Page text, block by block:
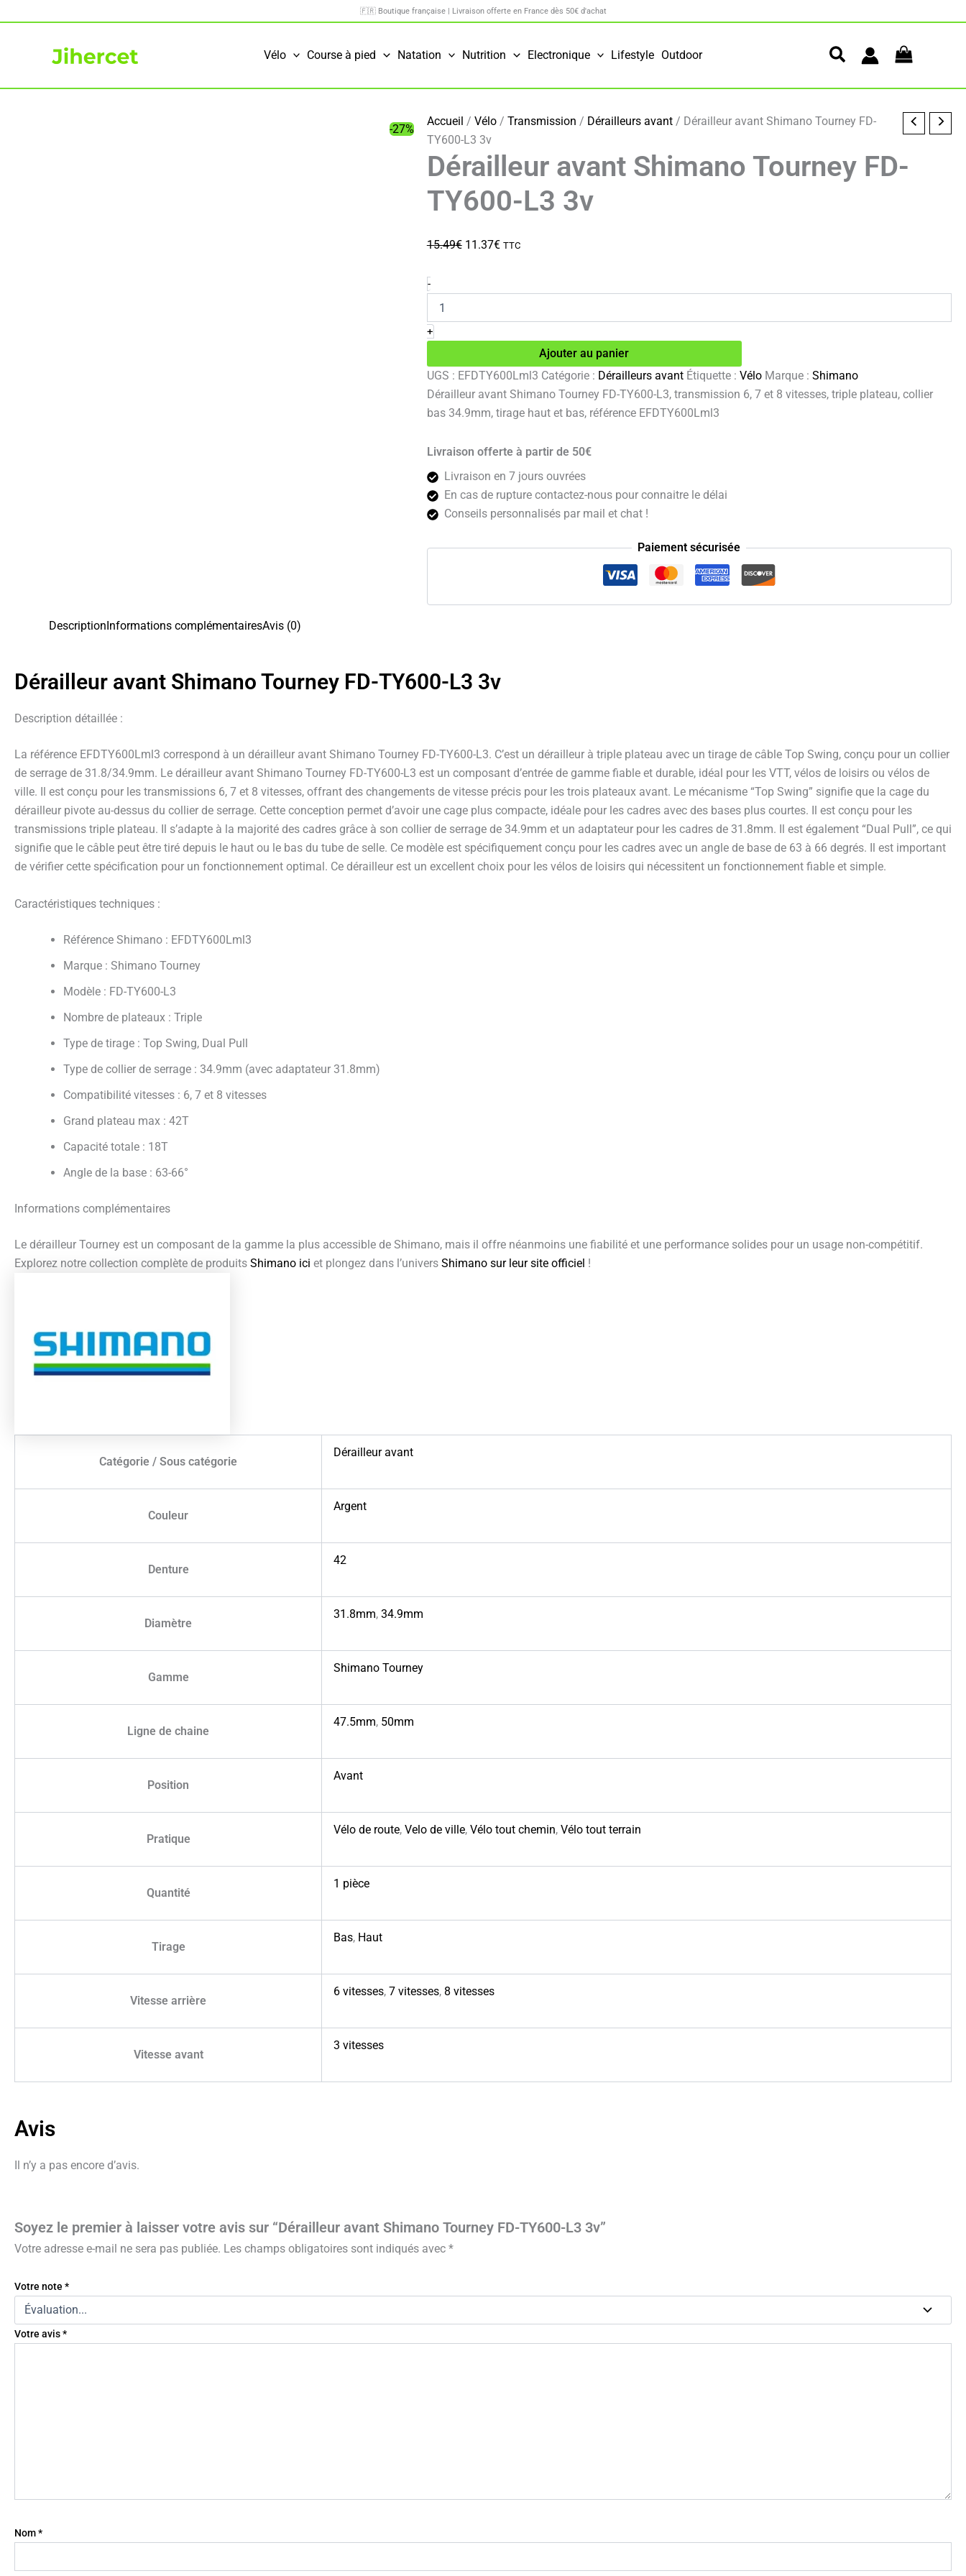
au
🇫🇷 Boutique française | Livraison offerte en France dès 50€ d'achat
Vélo Course à pied Natation Nutrition Electronique Lifestyle Outdoor
-27%
Accueil / Vélo/ Transmission / Dérailleurs avant/ Dérailleur avant Shimano Tourney FD-
TY600-L3 3v
Dérailleur avant Shimano Tourney FD-
TY600-L3 3v
15.49€ Le
15.49€.
11.37€Le
11.37€.
TTC
-quantité
de
Dérailleur
avant
Shimano
FD-
TY600-
L3
3v
+
Ajouter au panier
UGS : EFDTY600Lml3 Catégorie : Dérailleurs avant Étiquette : Vélo Marque : Shimano
Dérailleur avant Shimano Tourney FD-TY600-L3, transmission 6, 7 et 8 vitesses, triple plateau, collier
bas 34.9mm, tirage haut et bas, référence EFDTY600Lml3
Livraison offerte à partir de 50€
Livraison en 7 jours ouvrées
En cas de rupture contactez-nous pour connaitre le délai
Conseils personnalisés par mail et chat !
Paiement sécurisée
DescriptionInformations complémentairesAvis (0)
Dérailleur avant Shimano Tourney FD-TY600-L3 3v
Description détaillée :
La référence EFDTY600Lml3 correspond à un dérailleur avant Shimano Tourney FD-TY600-L3. C’est un dérailleur à triple plateau avec un tirage de câble Top Swing, conçu pour un collier
de serrage de 31.8/34.9mm. Le dérailleur avant Shimano Tourney FD-TY600-L3 est un composant d’entrée de gamme fiable et durable, idéal pour les VTT, vélos de loisirs ou vélos de
ville. Il est conçu pour les transmissions 6, 7 et 8 vitesses, offrant des changements de vitesse précis pour les trois plateaux avant. Le mécanisme “Top Swing” signifie que la cage du
dérailleur pivote au-dessus du collier de serrage. Cette conception permet d’avoir une cage plus compacte, idéale pour les cadres avec des bases plus courtes. Il est conçu pour les
transmissions triple plateau. Il s’adapte à la majorité des cadres grâce à son collier de serrage de 34.9mm et un adaptateur pour les cadres de 31.8mm. Il est également “Dual Pull”, ce qui
signifie que le câble peut être tiré depuis le haut ou le bas du tube de selle. Ce modèle est spécifiquement conçu pour les cadres avec un angle de base de 63 à 66 degrés. Il est important
de vérifier cette spécification pour un fonctionnement optimal. Ce dérailleur est un excellent choix pour les vélos de loisirs qui nécessitent un fonctionnement fiable et simple.
Caractéristiques techniques :
Référence Shimano : EFDTY600Lml3
Marque : Shimano Tourney
Modèle : FD-TY600-L3
Nombre de plateaux : Triple
Type de tirage : Top Swing, Dual Pull
Type de collier de serrage : 34.9mm (avec adaptateur 31.8mm)
Compatibilité vitesses : 6, 7 et 8 vitesses
Grand plateau max : 42T
Capacité totale : 18T
Angle de la base : 63-66°
Informations complémentaires
Le dérailleur Tourney est un composant de la gamme la plus accessible de Shimano, mais il offre néanmoins une fiabilité et une performance solides pour un usage non-compétitif.
Explorez notre collection complète de produits Shimano ici et plongez dans l’univers Shimano sur leur site officiel !
Catégorie / Sous catégorie
Dérailleur avant
Couleur
Argent
Denture
42
Diamètre
31.8mm, 34.9mm
Gamme
Shimano Tourney
Ligne de chaine
47.5mm, 50mm
Position
Avant
Pratique
Vélo de route, Velo de ville, Vélo tout chemin, Vélo tout terrain
Quantité
1 pièce
Tirage
Bas, Haut
Vitesse arrière
6 vitesses, 7 vitesses, 8 vitesses
Vitesse avant
3 vitesses
Avis
Il n’y a pas encore d’avis.
Soyez le premier à laisser votre avis sur “Dérailleur avant Shimano Tourney FD-TY600-L3 3v”
Votre adresse e-mail ne sera pas publiée. Les champs obligatoires sont indiqués avec *
Votre note *
Votre avis*
Nom*